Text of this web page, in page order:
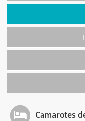
Camarotes